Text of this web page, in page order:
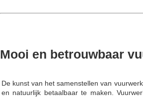
Mooi en betrouwbaar
De kunst van het samenstellen van
en natuurlijk betaalbaar te maken.